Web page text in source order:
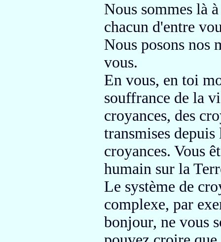
Nous sommes là
chacun d'entre
Nous posons nos
vous.
En vous, en toi
souffrance de la
croyances, des
transmises depuis
croyances. Vous
humain sur la
Le système de
complexe, par
bonjour, ne vous